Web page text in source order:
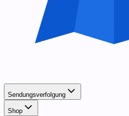
Sendungsverfolgung
Shop